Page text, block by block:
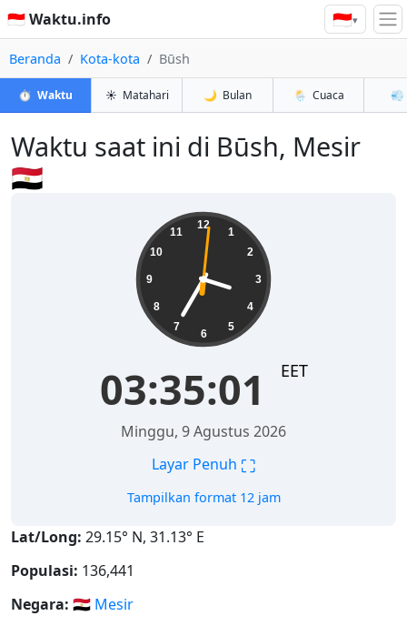
🇮🇩 Waktu.info 🇮🇩▾
Beranda Kota-kota Būsh
⏱️ Waktu ☀️ Matahari 🌙 Bulan 🌦️ Cuaca 💨
Waktu saat ini di Būsh, Mesir
🇪🇬
12
1
2
3
4
5
6
7
8
9
10
11
03:35:02 EET
Minggu, 9 Agustus 2026
Layar Penuh ⛶
Tampilkan format 12 jam
Lat/Long: 29.15° N, 31.13° E
Populasi: 136,441
Negara: 🇪🇬 Mesir